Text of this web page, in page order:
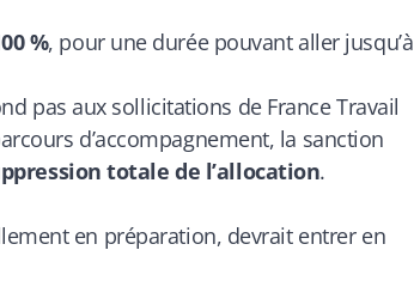
%, pour une durée pouvant aller jusqu’à
pas aux sollicitations de France Travail
d’accompagnement, la sanction
totale de l’allocation.
en préparation, devrait entrer en